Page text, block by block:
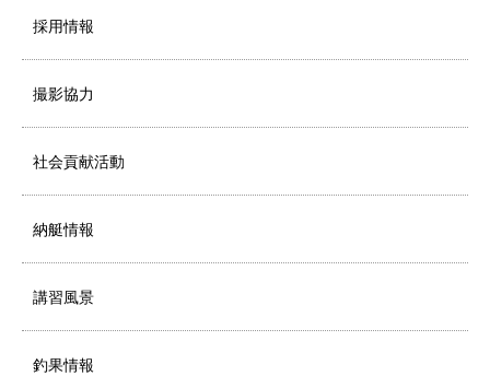
採用情報
撮影協力
社会貢献活動
納艇情報
講習風景
釣果情報